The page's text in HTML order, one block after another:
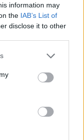
information may
the IAB’s List of
disclose it to other
or more Google
You may click to
party tags to
in below Google
add-onok egy
minősített
használnak. A
érni, ahogyan a
használatához ad
a Firefox 51-es
január 24-én fog